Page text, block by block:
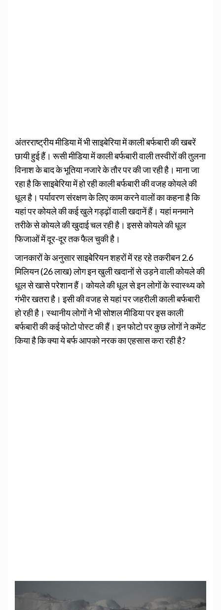
अंतरराष्ट्रीय मीडिया में भी साइबेरिया में काली बर्फबारी की खबरें
छायी हुई हैं। रूसी मीडिया में काली बर्फबारी वाली तस्वीरों की तुलना
विनाश के बाद के भूतिया नजारे के तौर पर की जा रही है। माना जा
रहा है कि साइबेरिया में हो रही काली बर्फबारी की वजह कोयले की
धूल है। पर्यावरण संरक्षण के लिए काम करने वालों का कहना है कि
यहां पर कोयले की कई खुले गड्ढ़ों वाली खदानें हैं। यहां मनमाने
तरीके से कोयले की खुदाई चल रही है। इससे कोयले की धूल
फिजाओं में दूर-दूर तक फैल चुकी है।
जानकारों के अनुसार साइबेरियन शहरों में रह रहे तकरीबन 2.6
मिलियन (26 लाख) लोग इन खुली खदानों से उड़ने वाली कोयले की
धूल से खासे परेशान हैं। कोयले की धूल से इन लोगों के स्वास्थ्य को
गंभीर खतरा है। इसी की वजह से यहां पर जहरीली काली बर्फबारी
हो रही है। स्थानीय लोगों ने भी सोशल मीडिया पर इस काली
बर्फबारी की कई फोटो पोस्ट की हैं। इन फोटो पर कुछ लोगों ने कमेंट
किया है कि क्या ये बर्फ आपको नरक का एहसास करा रही है?